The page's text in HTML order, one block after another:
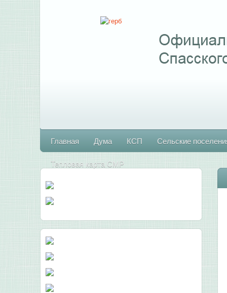
Главная Дума КСП Сельские
Тепловая карта СМР